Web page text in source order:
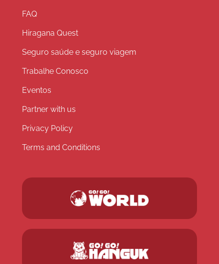
FAQ
Hiragana Quest
Seguro saúde e seguro viagem
Trabalhe Conosco
Eventos
Partner with us
Privacy Policy
Terms and Conditions